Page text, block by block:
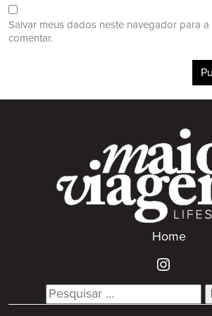
Salvar meus dados neste navegador para
comentar.
Home
Search
for: